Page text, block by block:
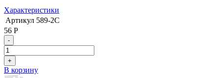
Характеристики
Артикул 589-2C
56 Р
-
+
В корзину